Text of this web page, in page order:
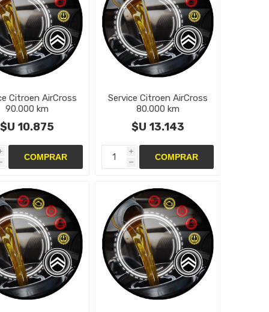
Citroen AirCross
90.000 km
$U 10.875
Service Citroen AirCross
80.000 km
$U 13.143
i
h